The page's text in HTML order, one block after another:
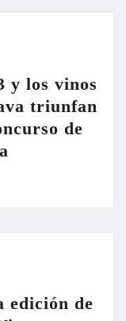
y los vinos
triunfan
de
edición de